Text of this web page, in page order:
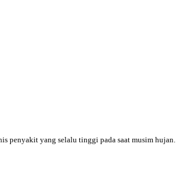
penyakit yang selalu tinggi pada saat musim hujan.